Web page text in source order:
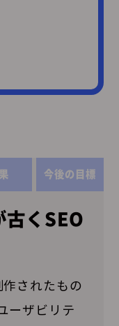
今後の目標
古くSEO
されたもの
ーザビリテ